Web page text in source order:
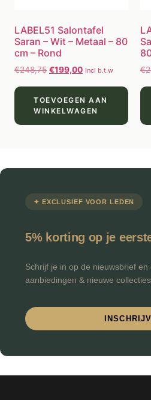
LABEL51 Salontafel
Saran – Wit – Metaal – 80
cm – Rond
€248,75 €199,00 Incl b.t.w
TOEVOEGEN AAN
WINKELWAGEN
€
✦ EXCLUSIEF VOOR LEDEN
5% korting op je
Schrijf je in op de nieuwsbrief
aanbiedingen & nieuwe collecties.